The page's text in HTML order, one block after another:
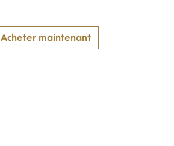
Acheter maintenant